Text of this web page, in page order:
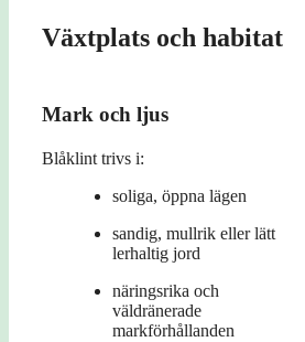
Växtplats och habitat
Mark och ljus
Blåklint trivs i:
soliga, öppna lägen
sandig, mullrik eller lätt
lerhaltig jord
näringsrika och
väldränerade
markförhållanden